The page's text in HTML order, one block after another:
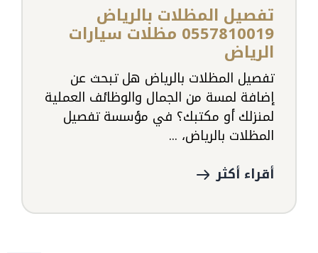
تفصيل المظلات بالرياض
0557810019 مظلات سيارات
الرياض
تفصيل المظلات بالرياض هل تبحث عن
إضافة لمسة من الجمال والوظائف العملية
لمنزلك أو مكتبك؟ في مؤسسة تفصيل
المظلات بالرياض، ...
أقراء أكثر